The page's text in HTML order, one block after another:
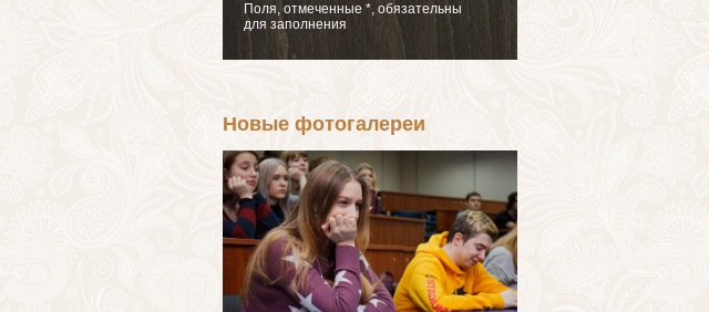
Поля, отмеченные *, обязательны
для заполнения
Новые фотогалереи